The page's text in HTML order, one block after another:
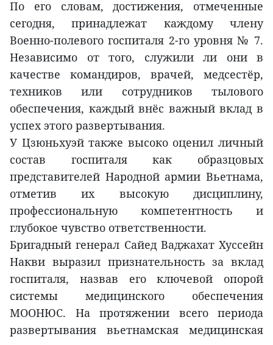
По его словам, достижения, отмеченные
сегодня, принадлежат каждому члену
Военно-полевого госпиталя 2-го уровня № 7.
Независимо от того, служили ли они в
качестве командиров, врачей, медсестёр,
техников или сотрудников тылового
обеспечения, каждый внёс важный вклад в
успех этого развертывания.
У Цзюньхуэй также высоко оценил личный
состав госпиталя как образцовых
представителей Народной армии Вьетнама,
отметив их высокую дисциплину,
профессиональную компетентность и
глубокое чувство ответственности.
Бригадный генерал Сайед Ваджахат Хуссейн
Накви выразил признательность за вклад
госпиталя, назвав его ключевой опорой
системы медицинского обеспечения
МООНЮС. На протяжении всего периода
развертывания вьетнамская медицинская